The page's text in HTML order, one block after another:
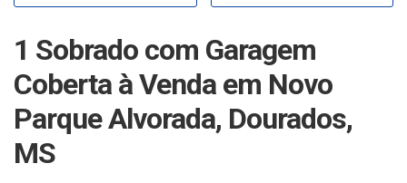
1 Sobrado com Garagem
Coberta à Venda em Novo
Parque Alvorada, Dourados,
MS